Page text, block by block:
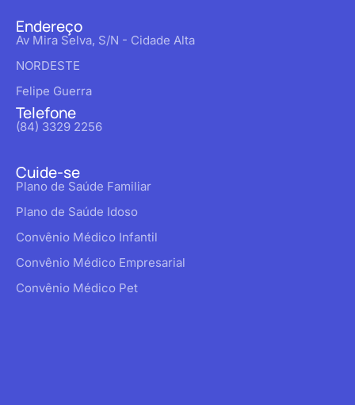
Endereço
Av Mira Selva, S/N - Cidade Alta
NORDESTE
Felipe Guerra
Telefone
(84) 3329 2256
Cuide-se
Plano de Saúde Familiar
Plano de Saúde Idoso
Convênio Médico Infantil
Convênio Médico Empresarial
Convênio Médico Pet